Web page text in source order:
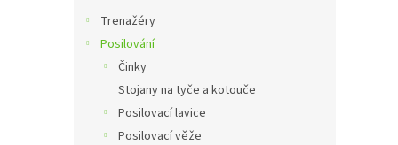
Trenažéry
Posilování
Činky
Stojany na tyče a kotouče
Posilovací lavice
Posilovací věže